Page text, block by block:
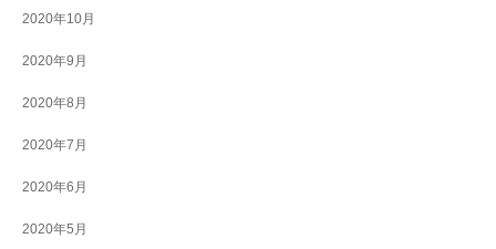
2020年10月
2020年9月
2020年8月
2020年7月
2020年6月
2020年5月